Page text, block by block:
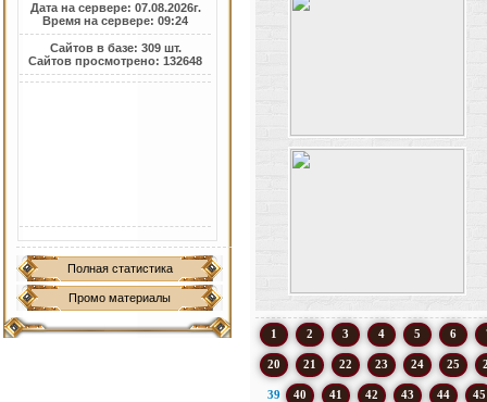
Дата на сервере: 07.08.2026г.
Время на сервере: 09:24
Сайтов в базе: 309 шт.
Сайтов просмотрено: 132648
Полная статистика
Промо материалы
1 2 3 4 5 6
20 21 22 23 24 25
39 40 41 42 43 44 45